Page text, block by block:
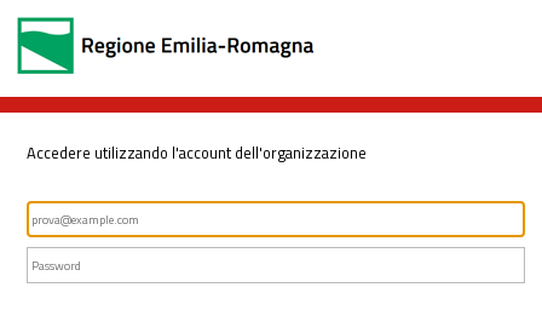
Accedere utilizzando l'account dell'organizzazione